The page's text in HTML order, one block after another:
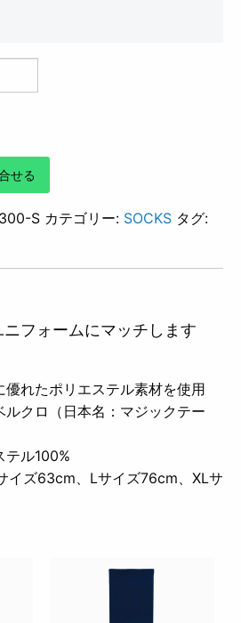
せる
S カテゴリー: SOCKS タグ:
フォームにマッチします
優れたポリエステル素材を使用
ルクロ（日本名：マジックテー
テル100%
イズ63cm、Lサイズ76cm、XLサ